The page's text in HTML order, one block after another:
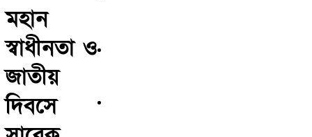
মহান
স্বাধীনতা ও
জাতীয়
দিবসে